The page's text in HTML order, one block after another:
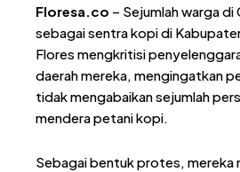
Floresa.co – Sejumlah warga
sebagai sentra kopi di
Flores mengkritisi
daerah mereka, mengingatkan
tidak mengabaikan sejumlah
mendera petani kopi.
Sebagai bentuk protes, mereka